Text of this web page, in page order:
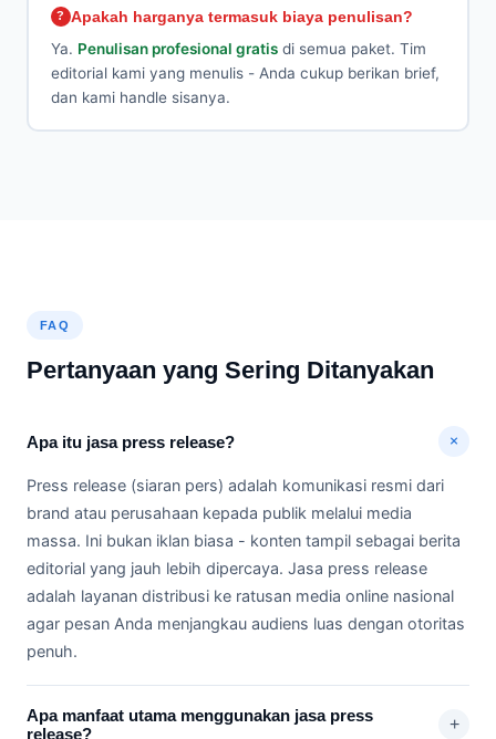
Apakah harganya termasuk biaya penulisan?
Ya. Penulisan profesional gratisdi semua paket. Tim
editorial kami yang menulis - Anda cukup berikan brief,
dan kami handle sisanya.
FAQ
Pertanyaan yang Sering Ditanyakan
Apa itu jasa press release? +
Press release (siaran pers) adalah komunikasi resmi dari
brand atau perusahaan kepada publik melalui media
massa. Ini bukan iklan biasa - konten tampil sebagai berita
editorial yang jauh lebih dipercaya. Jasa press release
adalah layanan distribusi ke ratusan media online nasional
agar pesan Anda menjangkau audiens luas dengan otoritas
penuh.
Apa manfaat utama menggunakan jasa press
release?
+